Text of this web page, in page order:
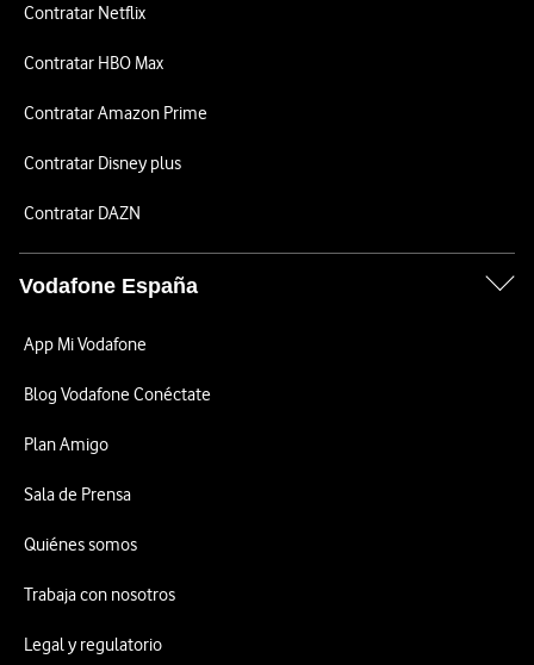
Contratar Netflix
Contratar HBO Max
Contratar Amazon Prime
Contratar Disney plus
Contratar DAZN
Vodafone España
App Mi Vodafone
Blog Vodafone Conéctate
Plan Amigo
Sala de Prensa
Quiénes somos
Trabaja con nosotros
Legal y regulatorio